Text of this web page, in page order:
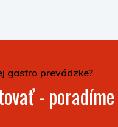
gastro prevádzke?
- poradíme